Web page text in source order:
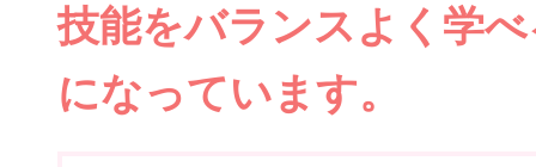
技能をバランスよく学
になっています。